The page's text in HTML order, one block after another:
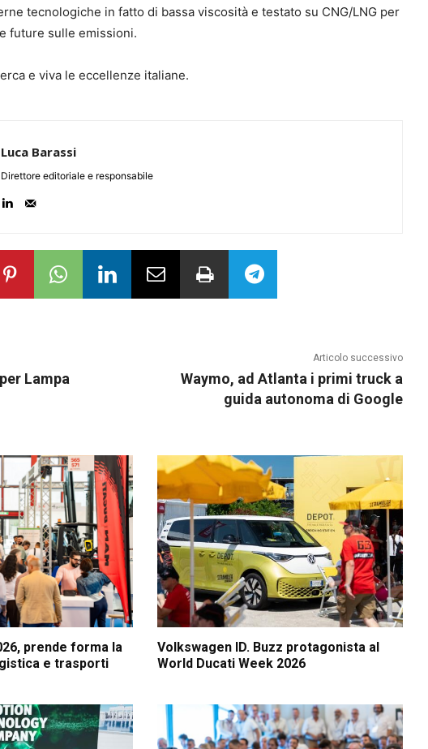
tecnologiche in fatto di bassa viscosità e testato su CNG/LNG per
future sulle emissioni.
e viva le eccellenze italiane.
Luca Barassi
Direttore editoriale e responsabile
Lampa
Articolo successivo
Waymo, ad Atlanta i primi truck a
guida autonoma di Google
prende forma la
e trasporti
Volkswagen ID. Buzz protagonista al
World Ducati Week 2026